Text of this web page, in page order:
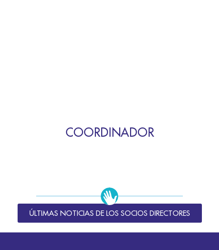
COORDINADOR
ÚLTIMAS NOTICIAS DE LOS SOCIOS DIRECTORES